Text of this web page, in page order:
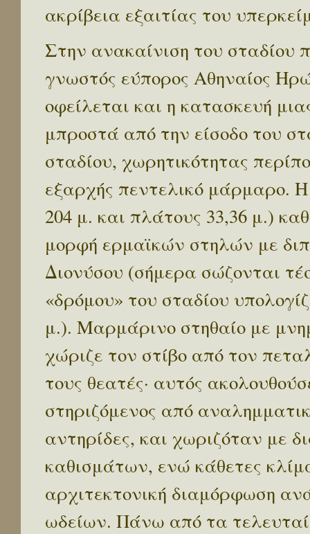
ακρίβεια εξαιτίας του
Στην ανακαίνιση του σταδίου
γνωστός εύπορος Αθηναίος
οφείλεται και η κατασκευή
μπροστά από την είσοδο του
σταδίου, χωρητικότητας
εξαρχής πεντελικό μάρμαρο.
204 μ. και πλάτους 33,36 μ.)
μορφή ερμαϊκών στηλών με
Διονύσου (σήμερα σώζονται
«δρόμου» του σταδίου
μ.). Μαρμάρινο στηθαίο με
χώριζε τον στίβο από τον
τους θεατές· αυτός
στηριζόμενος από
αντηρίδες, και χωριζόταν με
καθισμάτων, ενώ κάθετες
αρχιτεκτονική διαμόρφωση
ωδείων. Πάνω από τα